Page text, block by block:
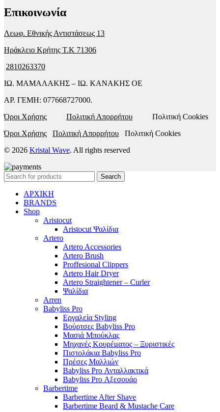
Επικοινωνία
Λεωφ. Εθνικής Αντιστάσεως 13
Ηράκλειο Κρήτης T.K 71306
2810263370
ΙΩ. ΜΑΜΑΛΑΚΗΣ – ΙΩ. ΚΑΝΑΚΗΣ ΟΕ
ΑΡ. ΓΕΜΗ: 077668727000.
Όροι Χρήσης
Πολιτική Απορρήτου Πολιτική Cookies
Όροι Χρήσης
Πολιτική Απορρήτου Πολιτική Cookies
© 2026 Kristal Wave. All rights reserved
Search
ΑΡΧΙΚΗ
BRANDS
Shop
Aristocut
Aristocut Ψαλίδια
Artero
Artero Accessories
Artero Brush
Proffesional Clippers
Artero Hair Dryer
Artero Straightener – Curler
Ψαλίδια
Arren
Babyliss Pro
Εργαλεία Styling
Βούρτσες Babyliss Pro
Μασιά Μπούκλας
Μηχανές Κουρέματος – Ξυριστικές
Πιστολάκια Babyliss Pro
Πρέσες Μαλλιών
Babyliss Pro Ανταλλακτικά
Babyliss Pro Αξεσουάρ
Barbertime
Barbertime After Shave
Barbertime Beard & Mustache Care